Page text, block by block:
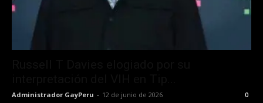
Administrador GayPeru - 12 de junio de 2026 0